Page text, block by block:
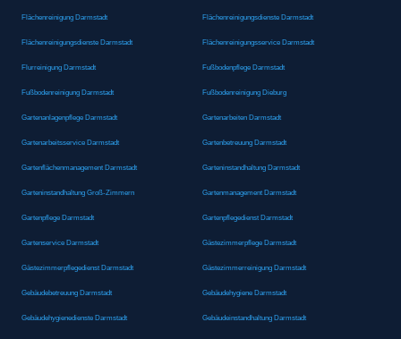
Flächenreinigung Darmstadt Flächenreinigungsdienste Darmstadt
Flächenreinigungsdienste Darmstadt Flächenreinigungsservice Darmstadt
Flurreinigung Darmstadt Fußbodenpflege Darmstadt
Fußbodenreinigung Darmstadt Fußbodenreinigung Dieburg
Gartenanlagenpflege Darmstadt Gartenarbeiten Darmstadt
Gartenarbeitsservice Darmstadt Gartenbetreuung Darmstadt
Gartenflächenmanagement Darmstadt Garteninstandhaltung Darmstadt
Garteninstandhaltung Groß-Zimmern Gartenmanagement Darmstadt
Gartenpflege Darmstadt Gartenpflegedienst Darmstadt
Gartenservice Darmstadt Gästezimmerpflege Darmstadt
Gästezimmerpflegedienst Darmstadt Gästezimmerreinigung Darmstadt
Gebäudebetreuung Darmstadt Gebäudehygiene Darmstadt
Gebäudehygienedienste Darmstadt Gebäudeinstandhaltung Darmstadt